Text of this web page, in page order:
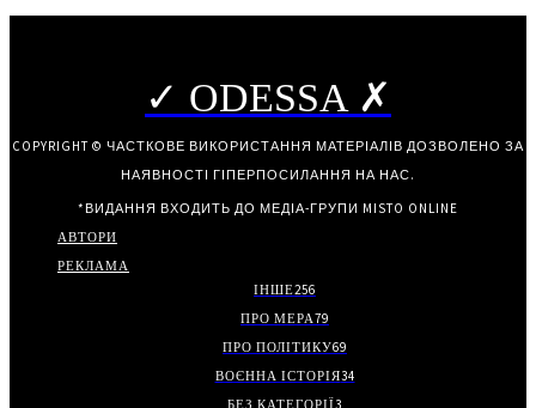
✓ ODESSA ✗
COPYRIGHT © ЧАСТКОВЕ ВИКОРИСТАННЯ МАТЕРІАЛІВ ДОЗВОЛЕНО ЗА
НАЯВНОСТІ ГІПЕРПОСИЛАННЯ НА НАС.
*ВИДАННЯ ВХОДИТЬ ДО МЕДІА-ГРУПИ MISTO ONLINE
АВТОРИ
РЕКЛАМА
ІНШЕ256
ПРО МЕРА79
ПРО ПОЛІТИКУ69
ВОЄННА ІСТОРІЯ34
БЕЗ КАТЕГОРІЇ3